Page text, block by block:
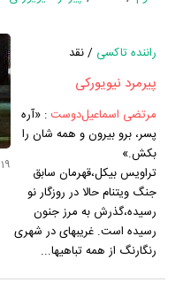
راننده تاکسی / نقد
پیرمرد نیویورکی
مرتضی اسماعیل‌دوست : «آره
پسر، برو بیرون و همه شان را
بکش.»
تراویس بیکل،قهرمان سابق
جنگ ویتنام حالا در روزگار نو
رسیده،گذرش به مرز جنون
رسیده است. غریبه‎ای در شهری
رنگارنگ از همه تباهی‎ها...
19 آذر 1395